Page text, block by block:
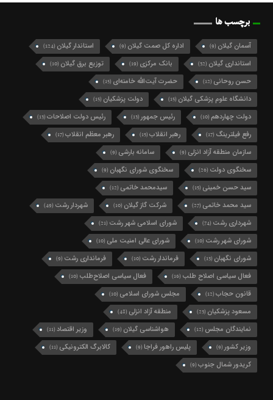
برچسب ها
آسمان گیلان (9) اداره کل صمت گیلان (9) استاندار گیلان (124)
استانداری گیلان (32) بانک مرکزی (19) توزیع برق گیلان (10)
حسن روحانی (12) حضرت آیت‌الله خامنه‌ای (15)
دانشگاه علوم پزشکی گیلان (15) دولت پزشکیان (15)
دولت چهاردهم (10) رئیس جمهور(13) رئیس دولت اصلاحات(13)
رفع فیلترینگ (17) رهبر انقلاب(15) رهبر معظم انقلاب(17)
سازمان منطقه آزاد انزلی (9) سامانه بارشی (9)
سخنگوی دولت (26) سخنگوی شورای نگهبان (9)
سید حسن خمینی (15) سیدمحمد خاتمی (12)
سید محمد خاتمی (27) شرکت گاز گیلان (10) شهردار رشت (49)
شهرداری رشت (74) شورای اسلامی شهر رشت (21)
شورای شهر رشت (10) شورای عالی امنیت ملی (10)
شورای نگهبان (13) فرماندار رشت (10) فرمانداری رشت (9)
فعال سیاسی اصلاح طلب (16) فعال سیاسی اصلاح‌طلب (10)
قانون حجاب(12) مجلس شورای اسلامی (10)
مسعود پزشکیان (23) منطقه آزاد انزلی (48)
نمایندگان مجلس (12) هواشناسی گیلان (19) وزیر اقتصاد(11)
وزیر کشور(9) پلیس راهور فراجا (9) کالابرگ الکترونیکی (11)
کریدور شمال جنوب(9)